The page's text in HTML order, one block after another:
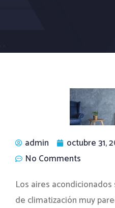
admin octubre 31,
No Comments
Los aires
de climatización muy